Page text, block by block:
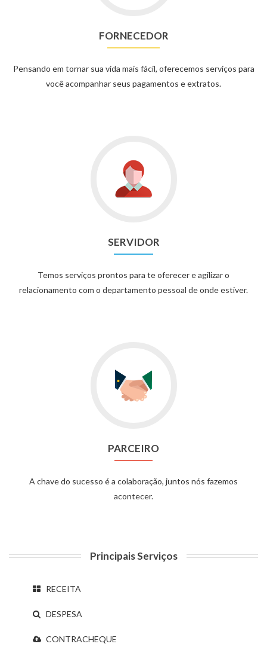
FORNECEDOR
Pensando em tornar sua vida mais fácil, oferecemos serviços para
você acompanhar seus pagamentos e extratos.
SERVIDOR
Temos serviços prontos para te oferecer e agilizar o
relacionamento com o departamento pessoal de onde estiver.
PARCEIRO
A chave do sucesso é a colaboração, juntos nós fazemos
acontecer.
Principais Serviços
RECEITA
DESPESA
CONTRACHEQUE